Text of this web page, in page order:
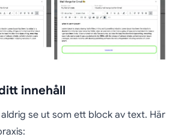
innehåll
se ut som ett block av text. Här